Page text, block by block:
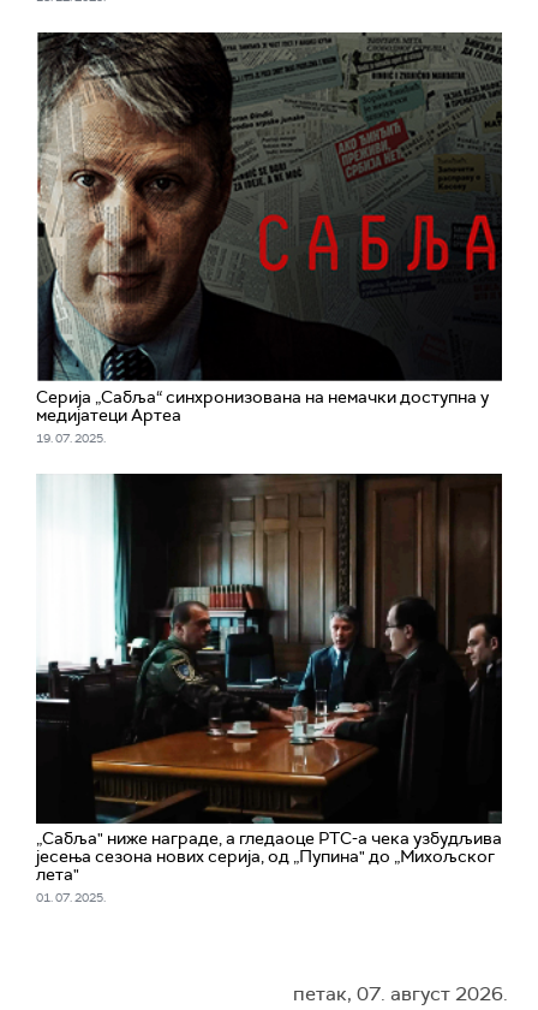
Серија „Сабља“ синхронизована на немачки доступна у
медијатеци Артеа
19. 07. 2025.
„Сабља" ниже награде, а гледаоце РТС-а чека узбудљива
јесења сезона нових серија, од „Пупина" до „Михољског
лета"
01. 07. 2025.
петак, 07. август 2026.